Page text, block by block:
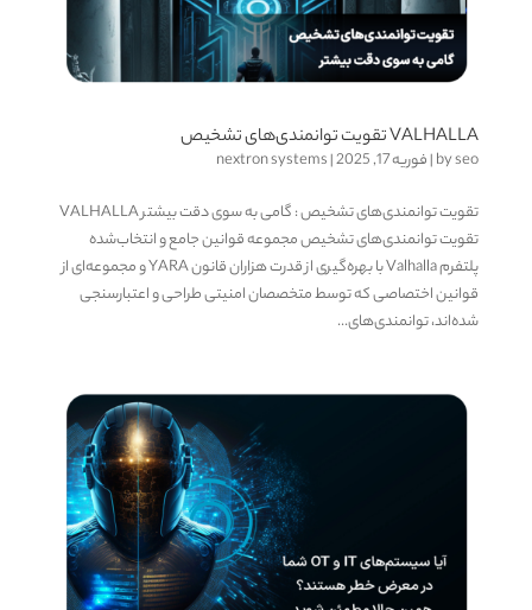
VALHALLA تقویت توانمندی‌های تشخیص
byseo
|فوریه 17, 2025 |
nextron systems
تقویت توانمندی‌های تشخیص : گامی به سوی دقت بیشتر VALHALLA
تقویت توانمندی‌های تشخیص مجموعه قوانین جامع و انتخاب‌شده
پلتفرم Valhalla با بهره‌گیری از قدرت هزاران قانون YARA و مجموعه‌ای از
قوانین اختصاصی که توسط متخصصان امنیتی طراحی و اعتبارسنجی
شده‌اند، توانمندی‌های...